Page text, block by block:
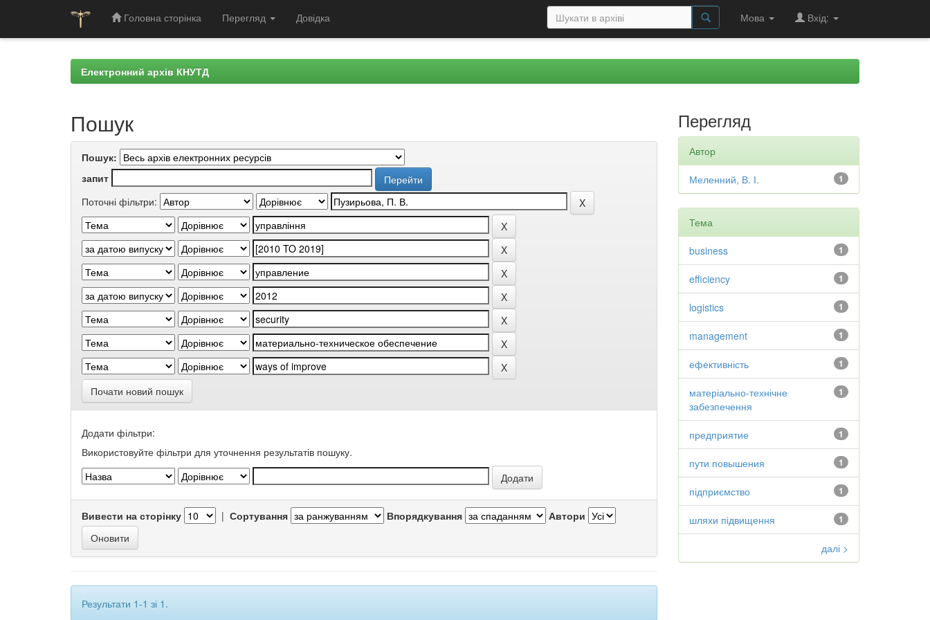
Головна сторінка Перегляд Довідка Мова Вхід:
Електронний архів КНУТД
Пошук
Пошук:
запит
Поточні фільтри:
Почати новий пошук
Додати фільтри:
Використовуйте фільтри для уточнення результатів пошуку.
Вивести на сторінку | Сортування Впорядкування Автори
Результати 1-1 зі 1.
Перегляд
Автор
1
Меленний, В. І.
Тема
1
business
1
efficiency
1
logistics
1
management
1
ефективність
1
матеріально-технічне
забезпечення
1
предприятие
1
пути повышения
1
підприємство
1
шляхи підвищення
далі >